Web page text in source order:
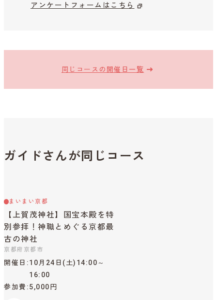
アンケートフォームはこちら
同じコースの開催日一覧
ガイドさんが同じコース
まいまい京都
【上賀茂神社】国宝本殿を特
別参拝！神職とめぐる京都最
古の神社
京都府京都市
開催日
10月24日(土)14:00～
16:00
参加費 5,000円